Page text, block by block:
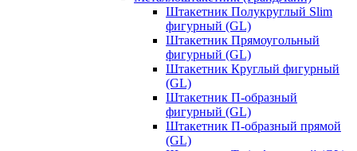
Штакетник Полукруглый Slim
фигурный (GL)
Штакетник Прямоугольный
фигурный (GL)
Штакетник Круглый фигурный
(GL)
Штакетник П-образный
фигурный (GL)
Штакетник П-образный прямой
(GL)